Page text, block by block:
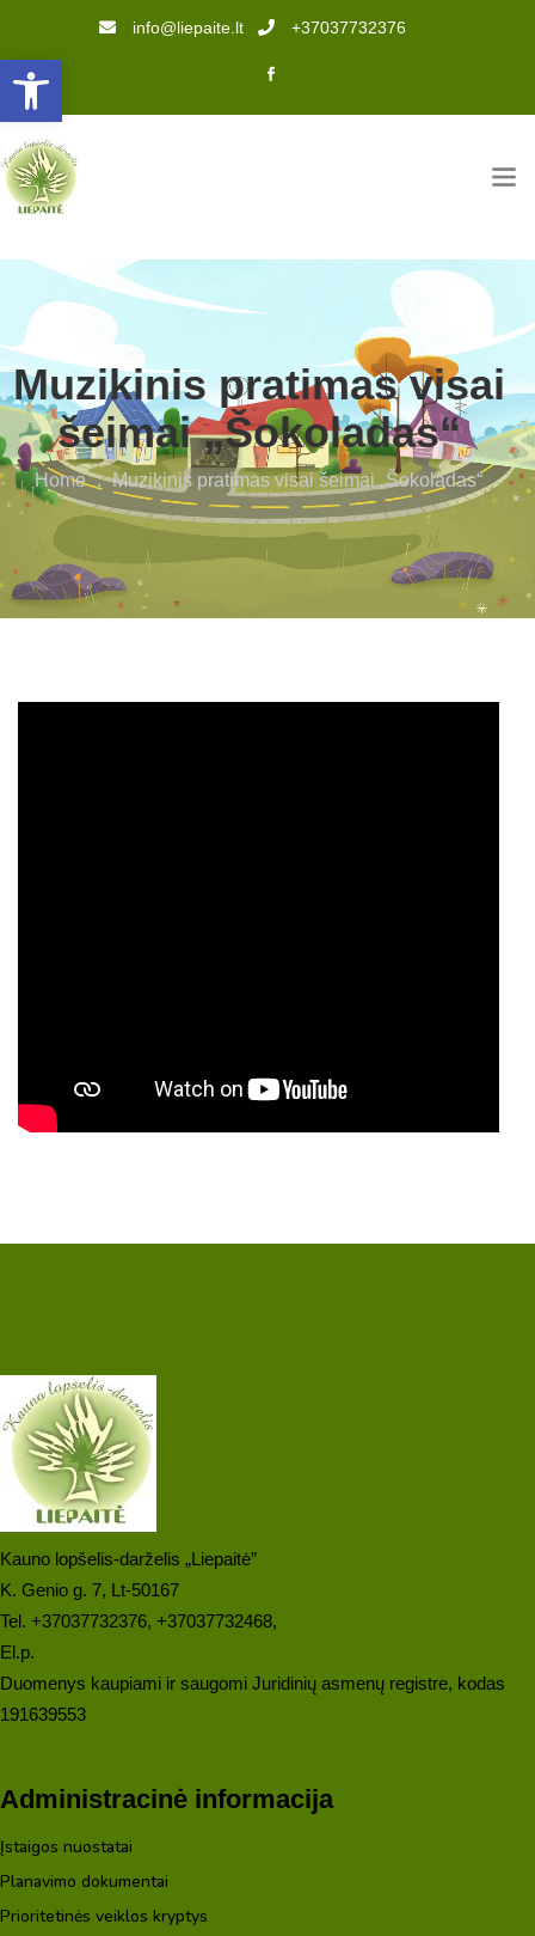
Open toolbar
info@liepaite.lt +37037732376
Muzikinis pratimas visai
šeimai „Šokoladas“
Home . Muzikinis pratimas visai šeimai „Šokoladas“
Kauno lopšelis-darželis „Liepaitė”
K. Genio g. 7, Lt-50167
Tel. +37037732376, +37037732468,
El.p.
Duomenys kaupiami ir saugomi Juridinių asmenų registre, kodas
191639553
Administracinė informacija
Įstaigos nuostatai
Planavimo dokumentai
Prioritetinės veiklos kryptys